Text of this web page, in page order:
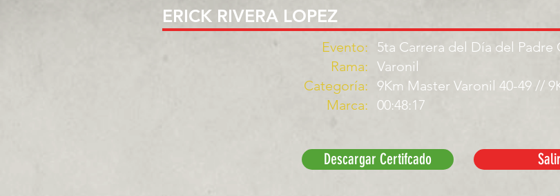
ERICK RIVERA LOPEZ
Evento:
Rama:
Categoría:
Marca:
5ta Carrera del Día del Padre
Varonil
9Km Master Varonil 40-49 //
00:48:17
Descargar Certifcado Salir